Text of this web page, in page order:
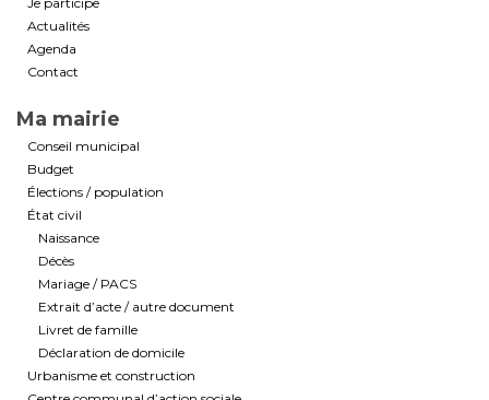
Actualités
Agenda
Contact
Ma mairie
Conseil municipal
Budget
Élections / population
État civil
Naissance
Décès
Mariage / PACS
Extrait d’acte / autre document
Livret de famille
Déclaration de domicile
Urbanisme et construction